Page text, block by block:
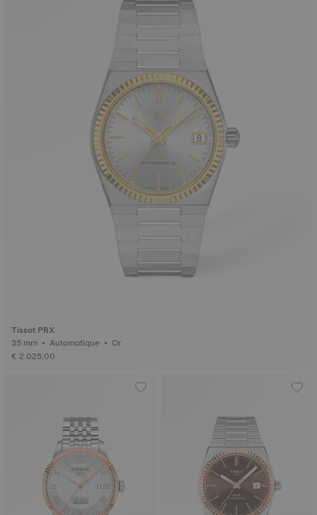
Tissot PRX
35 mm • Automatique • Or
€ 2.025,00